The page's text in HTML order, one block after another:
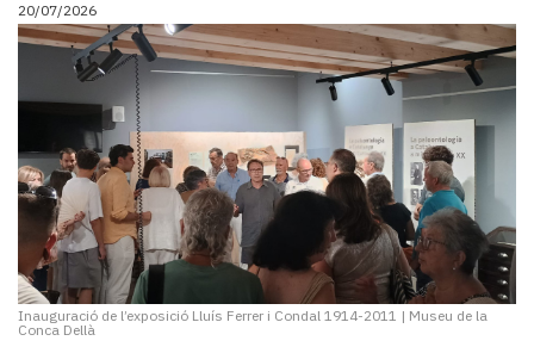
20/07/2026
Inauguració de l’exposició Lluís Ferrer i Condal 1914-2011 | Museu de la
Conca Dellà